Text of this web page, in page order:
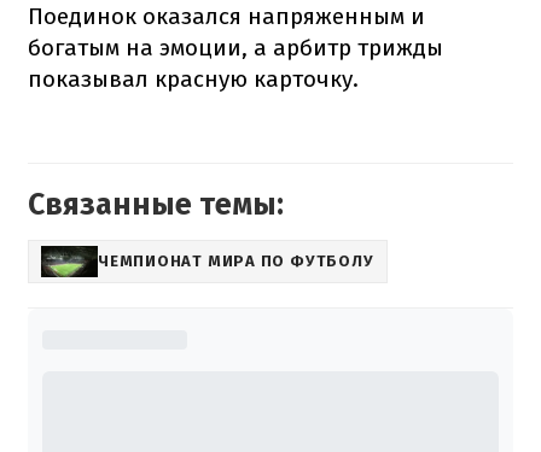
Поединок оказался напряженным и
богатым на эмоции, а арбитр трижды
показывал красную карточку.
Связанные темы:
ЧЕМПИОНАТ МИРА ПО ФУТБОЛУ